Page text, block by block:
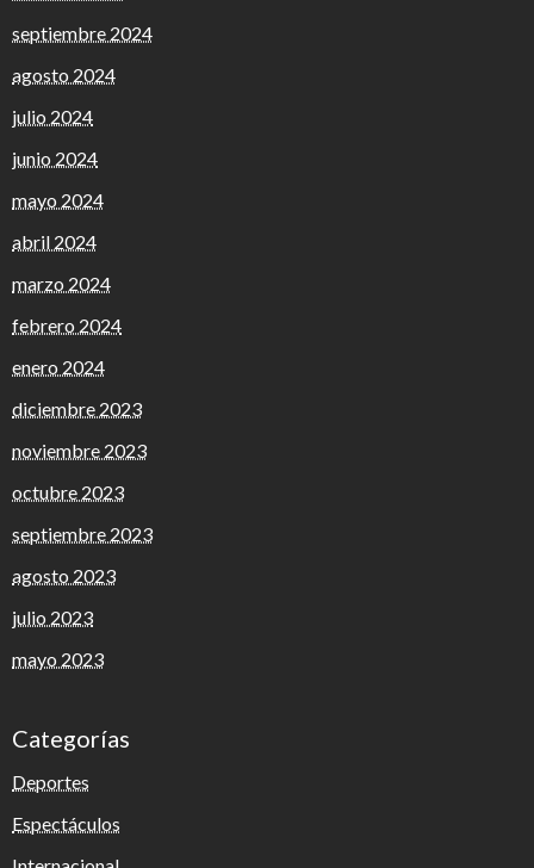
septiembre 2024
agosto 2024
julio 2024
junio 2024
mayo 2024
abril 2024
marzo 2024
febrero 2024
enero 2024
diciembre 2023
noviembre 2023
octubre 2023
septiembre 2023
agosto 2023
julio 2023
mayo 2023
Categorías
Deportes
Espectáculos